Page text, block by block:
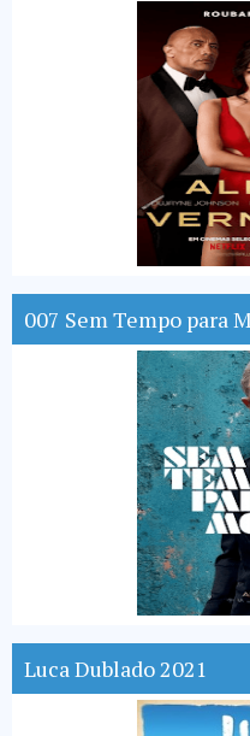
007 Sem Tempo para
Luca Dublado 2021